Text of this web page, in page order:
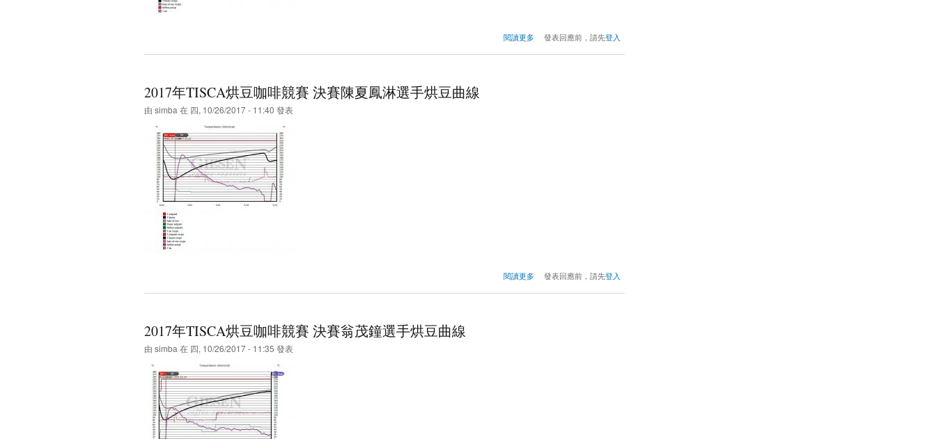
閱讀更多
關於2017年TISCA烘豆咖啡
發表回應前，請先登入
2017年TISCA烘豆咖啡競賽 決賽陳夏鳳淋選手烘豆曲線
由 simba 在 四, 10/26/2017 - 11:40 發表
閱讀更多
關於2017年TISCA烘豆咖啡
曲線
發表回應前，請先登入
2017年TISCA烘豆咖啡競賽 決賽翁茂鐘選手烘豆曲線
由 simba 在 四, 10/26/2017 - 11:35 發表